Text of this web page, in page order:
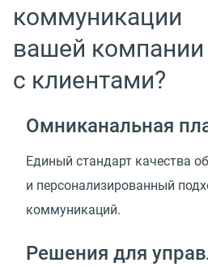
коммуникации
вашей компании
с клиентами?
Омниканальная
Единый стандарт качества
и персонализированный
коммуникаций.
Решения для